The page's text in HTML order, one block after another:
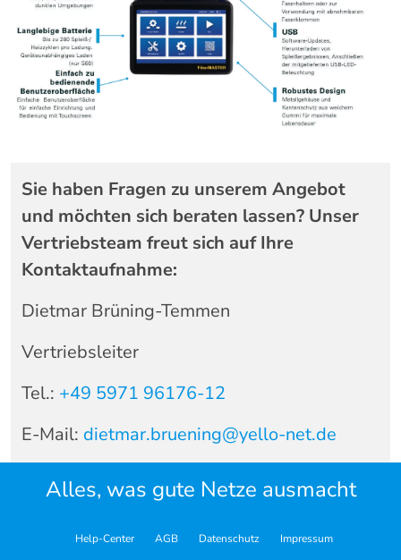
Sie haben Fragen zu unserem Angebot
und möchten sich beraten lassen? Unser
Vertriebsteam freut sich auf Ihre
Kontaktaufnahme:
Dietmar Brüning-Temmen
Vertriebsleiter
Tel.: +49 5971 96176-12
E-Mail: dietmar.bruening@yello-net.de
Alles, was gute Netze ausmacht
Help-Center AGB Datenschutz Impressum